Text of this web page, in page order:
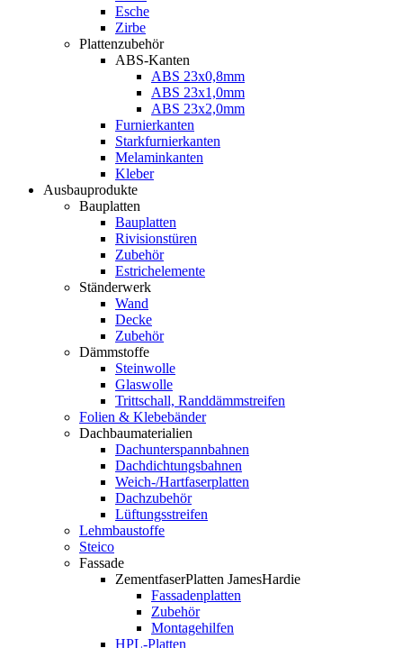
Esche
Zirbe
Plattenzubehör
ABS-Kanten
ABS 23x0,8mm
ABS 23x1,0mm
ABS 23x2,0mm
Furnierkanten
Starkfurnierkanten
Melaminkanten
Kleber
Ausbauprodukte
Bauplatten
Bauplatten
Rivisionstüren
Zubehör
Estrichelemente
Ständerwerk
Wand
Decke
Zubehör
Dämmstoffe
Steinwolle
Glaswolle
Trittschall, Randdämmstreifen
Folien & Klebebänder
Dachbaumaterialien
Dachunterspannbahnen
Dachdichtungsbahnen
Weich-/Hartfaserplatten
Dachzubehör
Lüftungsstreifen
Lehmbaustoffe
Steico
Fassade
ZementfaserPlatten JamesHardie
Fassadenplatten
Zubehör
Montagehilfen
HPL-Platten